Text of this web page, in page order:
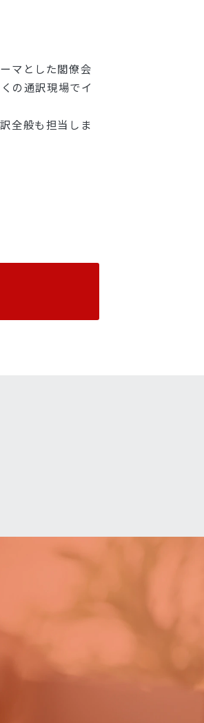
マとした閣僚会
の通訳現場でイ
全般も担当しま